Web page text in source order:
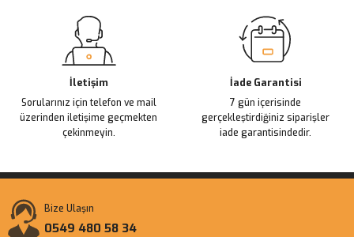
İletişim
Sorularınız için telefon ve mail
üzerinden iletişime geçmekten
çekinmeyin.
İade Garantisi
7 gün içerisinde
gerçekleştirdiğiniz siparişler
iade garantisindedir.
Bize Ulaşın
0549 480 58 34